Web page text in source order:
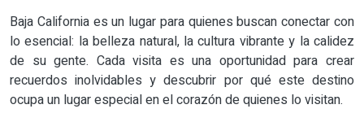
Baja California es un lugar para quienes buscan conectar con
lo esencial: la belleza natural, la cultura vibrante y la calidez
de su gente. Cada visita es una oportunidad para crear
recuerdos inolvidables y descubrir por qué este destino
ocupa un lugar especial en el corazón de quienes lo visitan.